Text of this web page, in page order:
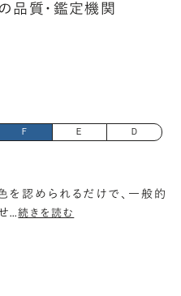
品質・鑑定機関
F E D
認められるだけで、一般的
…続きを読む